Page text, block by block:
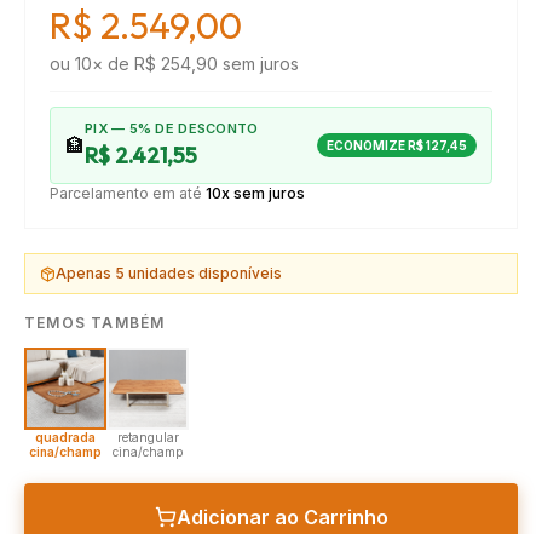
R$ 2.549,00
ou 10× de R$ 254,90 sem juros
🏦
PIX — 5% DE DESCONTO
R$ 2.421,55 ECONOMIZER$ 127,45
Parcelamento em até 10x sem juros
Apenas 5 unidades disponíveis
TEMOS TAMBÉM
quadrada
cina/champ
retangular
cina/champ
Adicionar ao Carrinho